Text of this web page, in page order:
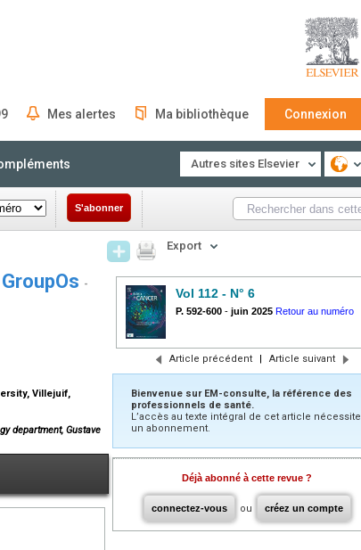
Mes alertes Ma bibliothèque Connexion
Autres sites Elsevier
S'abonner
-
Villejuif,
department, Gustave
Export
Vol 112 - N° 6
P. 592-600 - juin 2025 Retour au numéro
Article précédent | Article suivant
Bienvenue sur EM-consulte, la référence des
professionnels de santé.
L’accès au texte intégral de cet article nécessite
un abonnement.
Déjà abonné à cette revue ?
connectez-vous ou créez un compte